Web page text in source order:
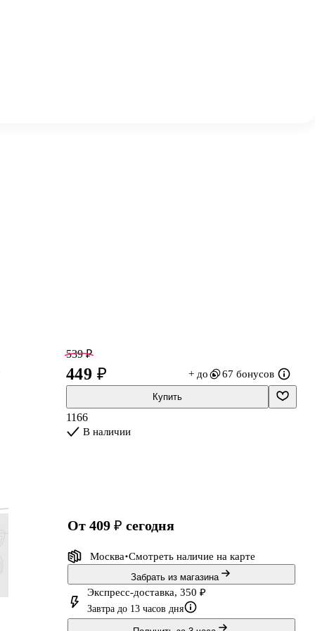
71 ₽
59 ₽ 119 ₽ 129 ₽
539 ₽
449 ₽ + до 67 бонусов
Купить
1166
В наличии
от 409 ₽ сегодня
Москва Смотреть наличие на карте
Забрать из магазина
Экспресс-доставка, 350 ₽
Завтра до 13 часов дня